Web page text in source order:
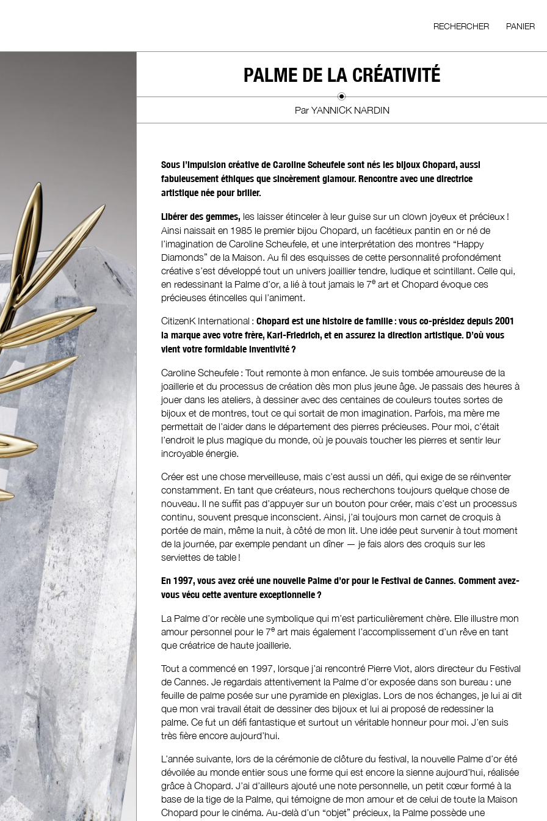
RECHERCHER PANIER
PALME DE LA CRÉATIVITÉ
Par YANNICK NARDIN
Sous l’impulsion créative de Caroline Scheufele sont nés les bijoux Chopard, aussi
fabuleusement éthiques que sincèrement glamour. Rencontre avec une directrice
artistique née pour briller.
Libérer des gemmes, les laisser étinceler à leur guise sur un clown joyeux et précieux !
Ainsi naissait en 1985 le premier bijou Chopard, un facétieux pantin en or né de
l’imagination de Caroline Scheufele, et une interprétation des montres “Happy
Diamonds” de la Maison. Au fil des esquisses de cette personnalité profondément
créative s’est développé tout un univers joaillier tendre, ludique et scintillant. Celle qui,
en redessinant la Palme d’or, a lié à tout jamais le 7e art et Chopard évoque ces
précieuses étincelles qui l’animent.
CitizenK International : Chopard est une histoire de famille : vous co-présidez depuis 2001
la marque avec votre frère, Karl-Friedrich, et en assurez la direction artistique. D’où vous
vient votre formidable inventivité ?
Caroline Scheufele : Tout remonte à mon enfance. Je suis tombée amoureuse de la
joaillerie et du processus de création dès mon plus jeune âge. Je passais des heures à
jouer dans les ateliers, à dessiner avec des centaines de couleurs toutes sortes de
bijoux et de montres, tout ce qui sortait de mon imagination. Parfois, ma mère me
permettait de l’aider dans le département des pierres précieuses. Pour moi, c’était
l’endroit le plus magique du monde, où je pouvais toucher les pierres et sentir leur
incroyable énergie.
Créer est une chose merveilleuse, mais c’est aussi un défi, qui exige de se réinventer
constamment. En tant que créateurs, nous recherchons toujours quelque chose de
nouveau. Il ne suffit pas d’appuyer sur un bouton pour créer, mais c’est un processus
continu, souvent presque inconscient. Ainsi, j’ai toujours mon carnet de croquis à
portée de main, même la nuit, à côté de mon lit. Une idée peut survenir à tout moment
de la journée, par exemple pendant un dîner — je fais alors des croquis sur les
serviettes de table !
En 1997, vous avez créé une nouvelle Palme d’or pour le Festival de Cannes. Comment avez-
vous vécu cette aventure exceptionnelle ?
La Palme d’or recèle une symbolique qui m’est particulièrement chère. Elle illustre mon
amour personnel pour le 7e art mais également l’accomplissement d’un rêve en tant
que créatrice de haute joaillerie.
Tout a commencé en 1997, lorsque j’ai rencontré Pierre Viot, alors directeur du Festival
de Cannes. Je regardais attentivement la Palme d’or exposée dans son bureau : une
feuille de palme posée sur une pyramide en plexiglas. Lors de nos échanges, je lui ai dit
que mon vrai travail était de dessiner des bijoux et lui ai proposé de redessiner la
palme. Ce fut un défi fantastique et surtout un véritable honneur pour moi. J’en suis
très fière encore aujourd’hui.
L’année suivante, lors de la cérémonie de clôture du festival, la nouvelle Palme d’or été
dévoilée au monde entier sous une forme qui est encore la sienne aujourd’hui, réalisée
grâce à Chopard. J’ai d’ailleurs ajouté une note personnelle, un petit cœur formé à la
base de la tige de la Palme, qui témoigne de mon amour et de celui de toute la Maison
Chopard pour le cinéma. Au-delà d’un ­“objet” ­précieux, la Palme possède une